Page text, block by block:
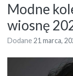
Modne
wiosnę
Dodane21 marca,